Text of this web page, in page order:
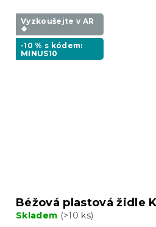
Vyzkoušejte v AR
❖
-10 % s kódem:
MINUS10
Béžová plastová židle
Skladem (>10 ks)